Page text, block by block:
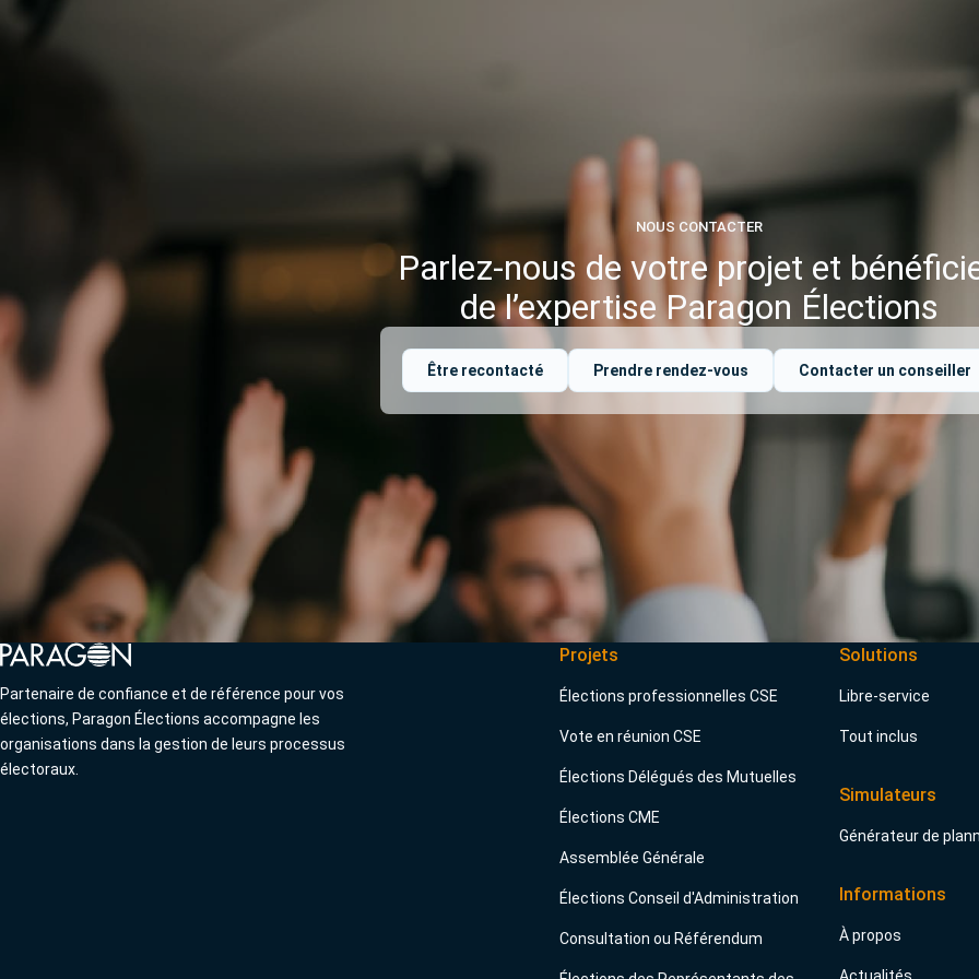
NOUS CONTACTER
Parlez-nous de votre projet et
de l’expertise Paragon Élections
Être recontacté Prendre rendez-vous Contacter un conseiller
Partenaire de confiance et de référence pour vos
élections, Paragon Élections accompagne les
organisations dans la gestion de leurs processus
électoraux.
Projets
Élections professionnelles CSE
Vote en réunion CSE
Élections Délégués des Mutuelles
Élections CME
Assemblée Générale
Élections Conseil d'Administration
Consultation ou Référendum
Solutions
Libre-service
Tout inclus
Simulateurs
Générateur de
Informations
À propos